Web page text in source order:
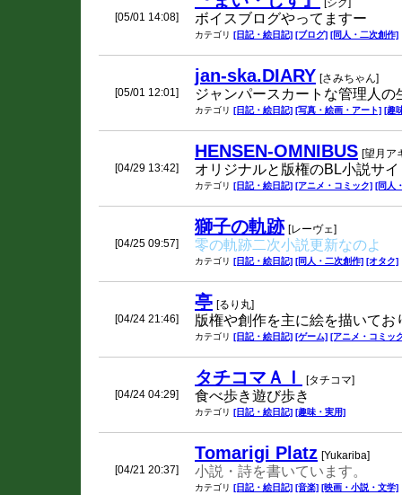
[05/01 14:08]
[シグ]
ボイスブログやってますー
カテゴリ [日記・絵日記] [ブログ] [同人・二次創作]
[05/01 12:01]
jan-ska.DIARY [さみちゃん]
ジャンパースカートな管理人
カテゴリ [日記・絵日記] [写真・絵画・アート] [趣
[04/29 13:42]
HENSEN-OMNIBUS [望月ア
オリジナルと版権のBL小説サ
カテゴリ [日記・絵日記] [アニメ・コミック] [同人
[04/25 09:57]
獅子の軌跡 [レーヴェ]
零の軌跡二次小説更新なのよ
カテゴリ [日記・絵日記] [同人・二次創作] [オタク]
[04/24 21:46]
亭 [るり丸]
版権や創作を主に絵を描いてお
カテゴリ [日記・絵日記] [ゲーム] [アニメ・コミッ
[04/24 04:29]
タチコマＡＩ [タチコマ]
食べ歩き遊び歩き
カテゴリ [日記・絵日記] [趣味・実用]
[04/21 20:37]
Tomarigi Platz [Yukariba]
小説・詩を書いています。
カテゴリ [日記・絵日記] [音楽] [映画・小説・文学]